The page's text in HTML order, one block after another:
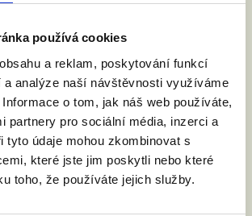
používá cookies
a reklam, poskytování funkcí
analýze naší návštěvnosti využíváme
o tom, jak náš web používáte,
partnery pro sociální média, inzerci a
tyto údaje mohou zkombinovat s
které jste jim poskytli nebo které
toho, že používáte jejich služby.
debata.
konání.
facebooku